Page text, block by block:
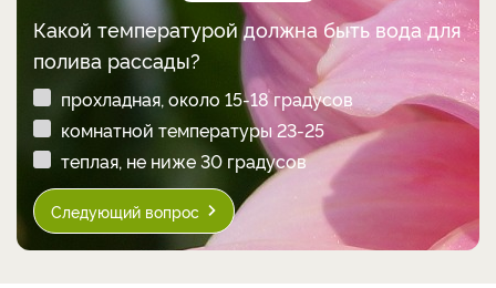
Какой температурой должна быть вода для
полива рассады?
прохладная, около 15-18 градусов
комнатной температуры 23-25
теплая, не ниже 30 градусов
Следующий вопрос